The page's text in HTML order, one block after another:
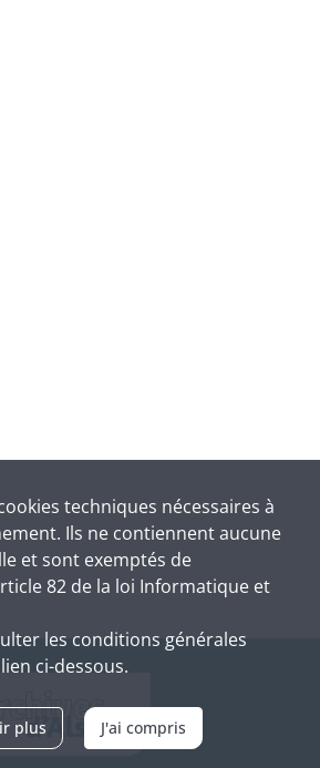
techniques nécessaires à
Ils ne contiennent aucune
et sont exemptés de
82 de la loi Informatique et
les conditions générales
ci-dessous.
plus J'ai compris